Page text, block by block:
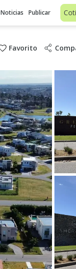
Noticias Publicar
Favorito